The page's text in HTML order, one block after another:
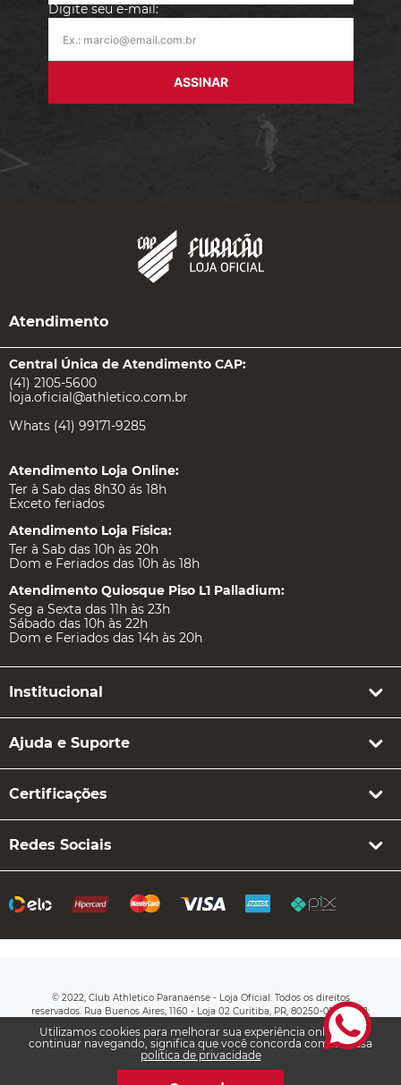
Utilizamos cookies para melhorar sua experiência online. Ao
continuar navegando, significa que você concorda com a nossa
politica de privacidade
Digite seu e-mail:
ASSINAR
Atendimento
Central Única de Atendimento CAP:
(41) 2105-5600
loja.oficial@athletico.com.br
Whats (41) 99171-9285
Atendimento Loja Online:
Ter à Sab das 8h30 ás 18h
Exceto feriados
Atendimento Loja Física:
Ter à Sab das 10h às 20h
Dom e Feriados das 10h às 18h
Atendimento Quiosque Piso L1 Palladium:
Seg a Sexta das 11h às 23h
Sábado das 10h às 22h
Dom e Feriados das 14h às 20h
Institucional
Ajuda e Suporte
Certificações
Redes Sociais
© 2022, Club Athletico Paranaense - Loja Oficial. Todos os direitos
reservados. Rua Buenos Aires, 1160 - Loja 02 Curitiba, PR, 80250-070 CNPJ:
76.710.649/0003-20